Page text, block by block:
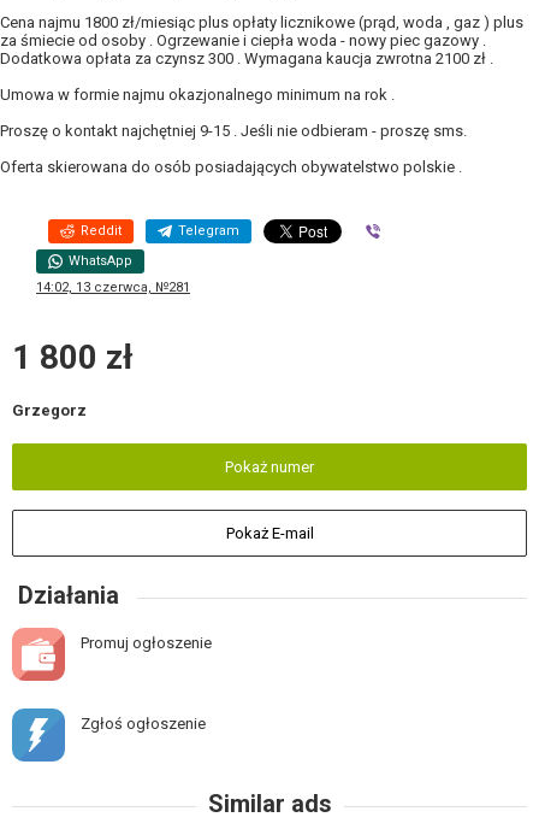
Cena najmu 1800 zł/miesiąc plus opłaty licznikowe (prąd, woda , gaz ) plus
za śmiecie od osoby . Ogrzewanie i ciepła woda - nowy piec gazowy .
Dodatkowa opłata za czynsz 300 . Wymagana kaucja zwrotna 2100 zł .
Umowa w formie najmu okazjonalnego minimum na rok .
Proszę o kontakt najchętniej 9-15 . Jeśli nie odbieram - proszę sms.
Oferta skierowana do osób posiadających obywatelstwo polskie .
Reddit Telegram
WhatsApp
14:02, 13 czerwca, №281
1 800 zł
Grzegorz
Pokaż numer
Pokaż E-mail
Działania
Promuj ogłoszenie
Zgłoś ogłoszenie
Similar ads